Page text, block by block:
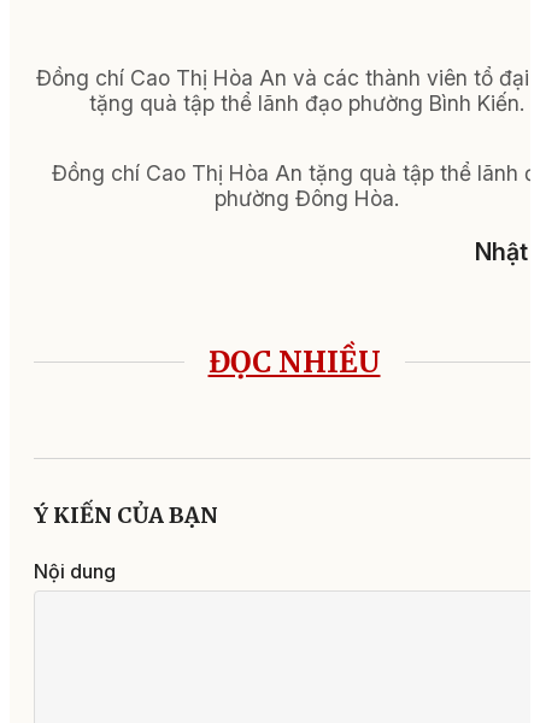
Đồng chí Cao Thị Hòa An và các thành viên tổ đại
tặng quà tập thể lãnh đạo phường Bình Kiến.
Đồng chí Cao Thị Hòa An tặng quà tập thể lãnh
phường Đông Hòa.
Nhật
ĐỌC NHIỀU
Ý KIẾN CỦA BẠN
Nội dung